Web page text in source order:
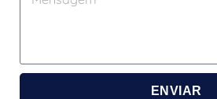
ENVIAR